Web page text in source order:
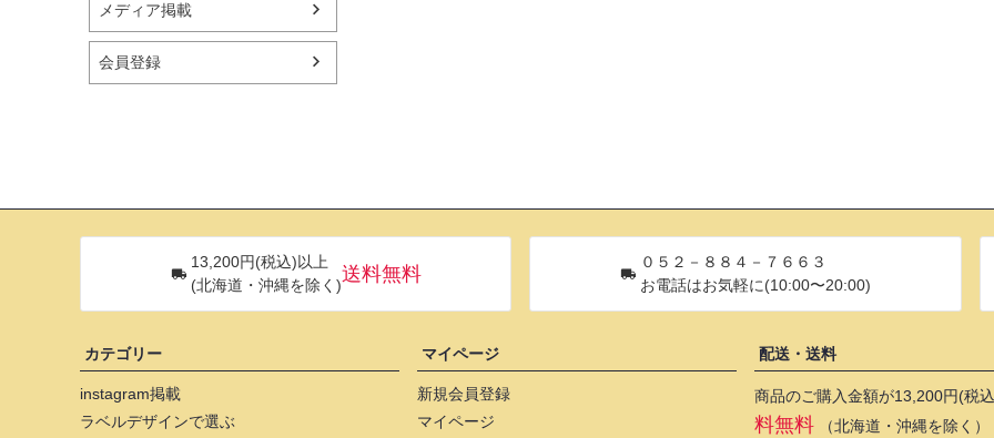
メディア掲載
会員登録
13,200円(税込)以上
(北海道・沖縄を除く)
送料無料
０５２－８８４－７６６３
お電話はお気軽に(10:00〜20:00)
カテゴリー
instagram掲載
ラベルデザインで選ぶ
マイページ
新規会員登録
マイページ
配送・送料
商品のご購入金額が13,200円(税
料無料 （北海道・沖縄を除く）